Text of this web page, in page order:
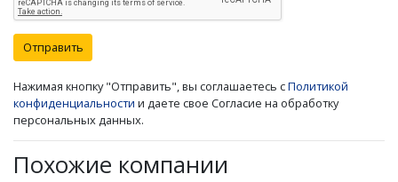
Отправить
Нажимая кнопку "Отправить", вы соглашаетесь сПолитикой
конфиденциальности и даете свое Согласие на обработку
персональных данных.
Похожие компании